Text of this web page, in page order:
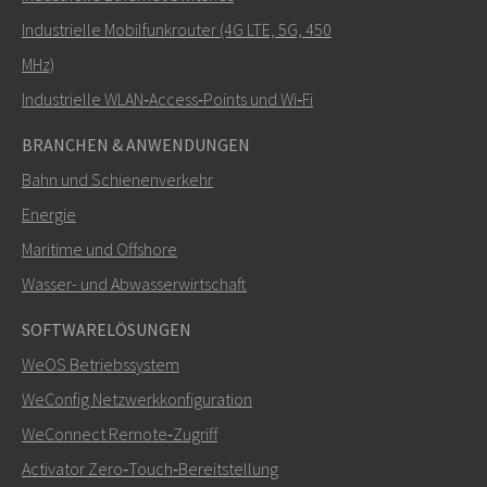
Industrielle Mobilfunkrouter (4G LTE, 5G, 450
MHz)
Industrielle WLAN‑Access‑Points und Wi‑Fi
BRANCHEN & ANWENDUNGEN
Bahn und Schienenverkehr
Energie
Maritime und Offshore
Wasser- und Abwasserwirtschaft
SOFTWARELÖSUNGEN
WeOS Betriebssystem
WeConfig Netzwerkkonfiguration
WeConnect Remote‑Zugriff
Activator Zero‑Touch‑Bereitstellung